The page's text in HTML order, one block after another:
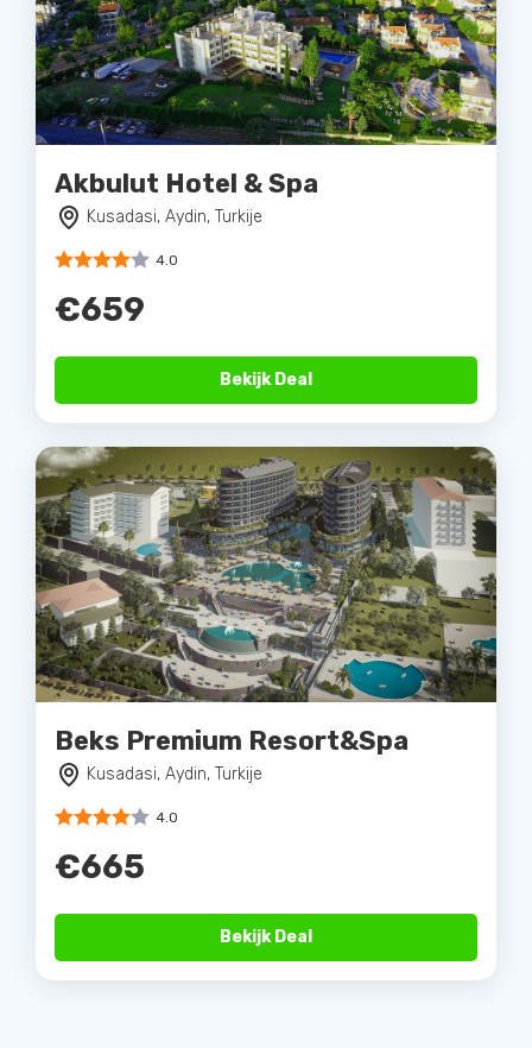
Akbulut Hotel & Spa
Kusadasi, Aydin, Turkije
4.0
€659
Bekijk Deal
Beks Premium Resort&Spa
Kusadasi, Aydin, Turkije
4.0
€665
Bekijk Deal